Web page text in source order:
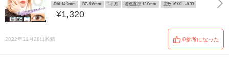
DIA 14.2mm BC 8.6mm 1ヶ月 着色直径 13.0mm 度数 ±0.00~ -8.00
¥1,320
2022年11月28日投稿 0参考になった